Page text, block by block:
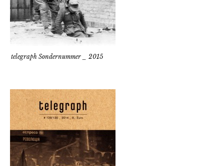
telegraph Sondernummer _ 2015